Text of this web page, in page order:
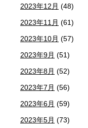
2023年12月 (48)
2023年11月 (61)
2023年10月 (57)
2023年9月 (51)
2023年8月 (52)
2023年7月 (56)
2023年6月 (59)
2023年5月 (73)